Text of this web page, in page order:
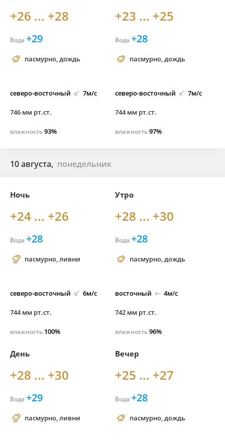
+26 ... +28
Вода +29
пасмурно, дождь
северо-восточный 7м/с
746 мм рт.ст.
влажность93%
+23 ... +25
Вода +28
пасмурно, дождь
северо-восточный 7м/с
744 мм рт.ст.
влажность97%
10 августа, понедельник
Ночь
+24 ... +26
Вода +28
пасмурно, ливни
северо-восточный 6м/с
744 мм рт.ст.
влажность 100%
Утро
+28 ... +30
Вода +28
пасмурно, дождь
восточный 4м/с
742 мм рт.ст.
влажность96%
День
+28 ... +30
Вода +29
пасмурно, ливни
Вечер
+25 ... +27
Вода +28
пасмурно, дождь